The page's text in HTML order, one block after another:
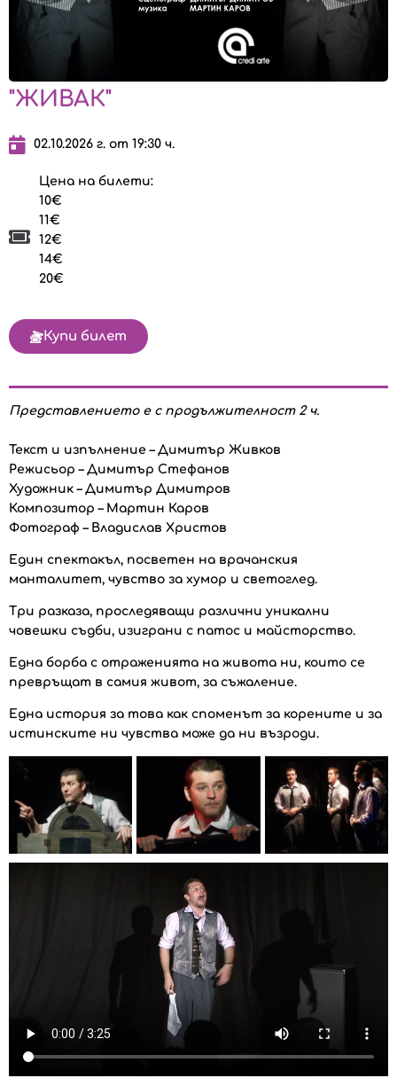
"ЖИВАК"
02.10.2026 г. от 19:30 ч.
Цена на билети:
10€
11€
12€
14€
20€
Купи билет
Представлението е с продължителност 2 ч.
Текст и изпълнение – Димитър Живков
Режисьор – Димитър Стефанов
Художник – Димитър Димитров
Композитор – Мартин Каров
Фотограф – Владислав Христов
Един спектакъл, посветен на врачанския
манталитет, чувство за хумор и светоглед.
Три разказа, проследяващи различни уникални
човешки съдби, изиграни с патос и майсторство.
Една борба с отраженията на живота ни, които се
превръщат в самия живот, за съжаление.
Една история за това как споменът за корените и за
истинските ни чувства може да ни възроди.